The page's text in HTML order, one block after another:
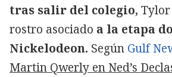
tras salir del colegio, Tylor
rostro asociado a la etapa
Nickelodeon. Según Gulf
Martin Qwerly en Ned’s